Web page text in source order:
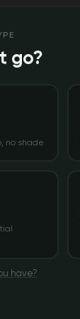
go?
no shade
have?